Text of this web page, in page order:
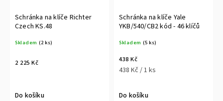
Schránka na klíče Richter
Czech KS.48
Skladem (2 ks)
2 225 Kč
Do košíku
Schránka na klíče Yale
YKB/540/CB2 kód - 46 klíčů
Skladem (5 ks)
438 Kč
438 Kč / 1 ks
Do košíku